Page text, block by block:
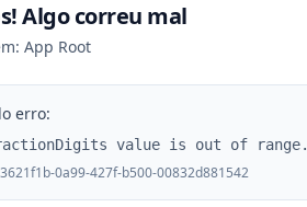
Algo correu mal
App Root
erro:
value is out of range.
0a99-427f-b500-00832d881542